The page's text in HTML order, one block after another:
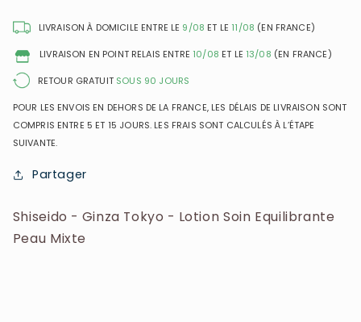
Soin
Peau
Mixte
Soin
Peau
Mixte
LIVRAISON À DOMICILE ENTRE LE 9/08 ET LE 11/08 (EN FRANCE)
LIVRAISON EN POINT RELAIS ENTRE 10/08 ET LE 13/08 (EN FRANCE)
RETOUR GRATUIT SOUS 90 JOURS
POUR LES ENVOIS EN DEHORS DE LA FRANCE, LES DÉLAIS DE LIVRAISON SONT
COMPRIS ENTRE 5 ET 15 JOURS. LES FRAIS SONT CALCULÉS À L’ÉTAPE
SUIVANTE.
Partager
Shiseido - Ginza Tokyo - Lotion Soin Equilibrante
Peau Mixte